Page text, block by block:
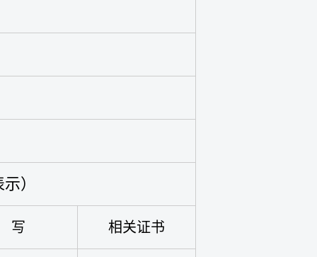
）
写 相关证书